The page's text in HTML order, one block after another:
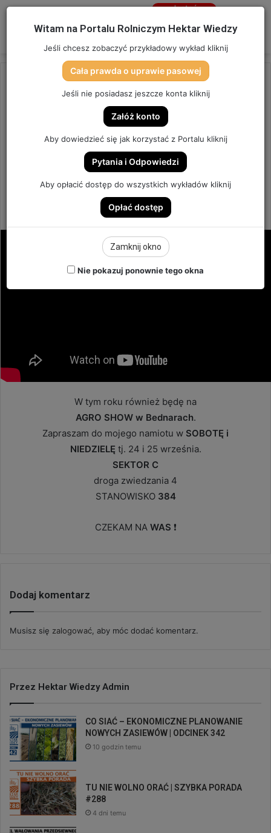
Menu
Jesteś
Strona główna/OSTATNIO DODANE
ZAPROSZENIE NA AGRO SHOW
BEDNARY 24 i 25 WRZEŚNIA
Hektar Wiedzy Admin
Send
email
23 września 2022
W tym roku również będę na
AGRO SHOW w Bednarach.
Zapraszam do mojego namiotu w SOBOTĘ i
NIEDZIELĘ tj. 24 i 25 września.
SEKTOR C
droga zwiedzania 4
STANOWISKO 384
CZEKAM NA WAS ❗️
Dodaj komentarz
Musisz się zalogować , aby móc dodać komentarz.
Przez Hektar Wiedzy Admin
CO SIAĆ – EKONOMICZNE PLANOWANIE
NOWYCH ZASIEWÓW | ODCINEK 342
10 godzin temu
TU NIE WOLNO ORAĆ | SZYBKA PORADA
#288
4 dni temu
Witam na Portalu Rolniczym Hektar Wiedzy
Jeśli chcesz zobaczyć przykładowy wykład kliknij
Cała prawda o uprawie pasowej
Jeśli nie posiadasz jeszcze konta kliknij
Załóż konto
Aby dowiedzieć się jak korzystać z Portalu kliknij
Pytania i Odpowiedzi
Aby opłacić dostęp do wszystkich wykładów kliknij
Opłać dostęp
Zamknij okno
Nie pokazuj ponownie tego okna